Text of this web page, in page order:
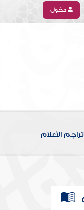
دخول
تراجم الأعلام